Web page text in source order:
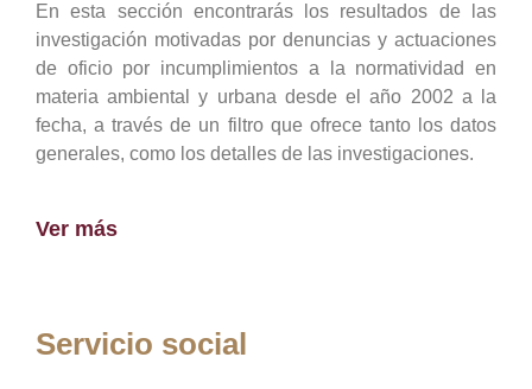
En esta sección encontrarás los resultados de las
investigación motivadas por denuncias y actuaciones
de oficio por incumplimientos a la normatividad en
materia ambiental y urbana desde el año 2002 a la
fecha, a través de un filtro que ofrece tanto los datos
generales, como los detalles de las investigaciones.
Ver más
Servicio social